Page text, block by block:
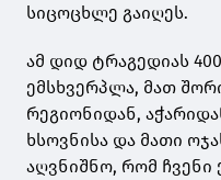
სიცოცხლე გაიღეს.
ამ დიდ ტრაგედიას
ემსხვერპლა, მათ
რეგიონიდან,
ხსოვნისა და მათი
აღვნიშნო, რომ ჩვენი